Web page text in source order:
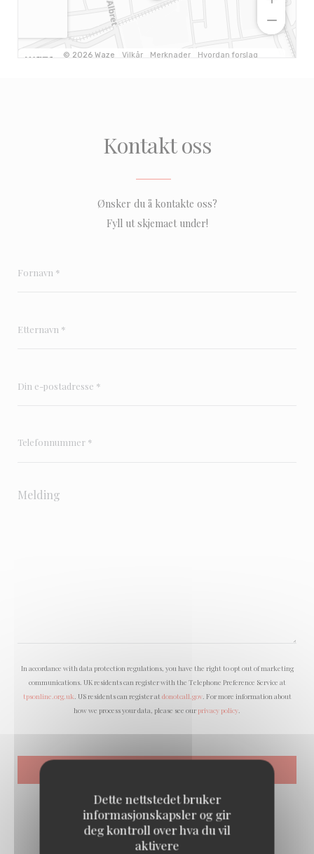
Dette nettstedet bruker
informasjonskapsler og gir
deg kontroll over hva du vil
aktivere
Kontakt oss
Ønsker du å kontakte oss?
Fyll ut skjemaet under!
In accordance with data protection regulations, you have the right to opt out of marketing
communications. UK residents can register with the Telephone Preference Service at
tpsonline.org.uk . US residents can register at donotcall.gov. For more information about
how we process your data, please see our privacy policy